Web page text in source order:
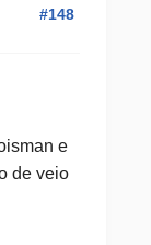
#148
e
de veio